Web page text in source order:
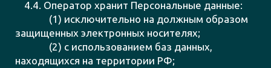
4.4. Оператор хранит Персональные данные:
(1) исключительно на должным образом
защищенных электронных носителях;
(2) с использованием баз данных,
находящихся на территории РФ;